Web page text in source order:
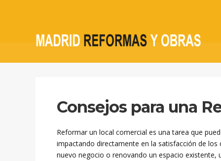
Consejos para una
Reformar un local comercial es una tarea que
impactando directamente en la satisfacción de los
nuevo negocio o renovando un espacio existente,